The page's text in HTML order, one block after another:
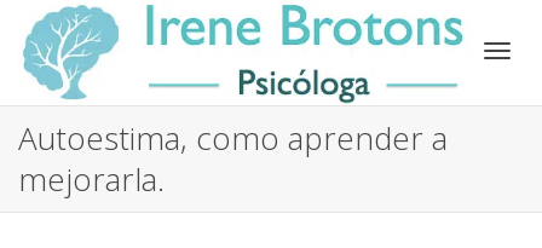
Autoestima, como aprender a
mejorarla.